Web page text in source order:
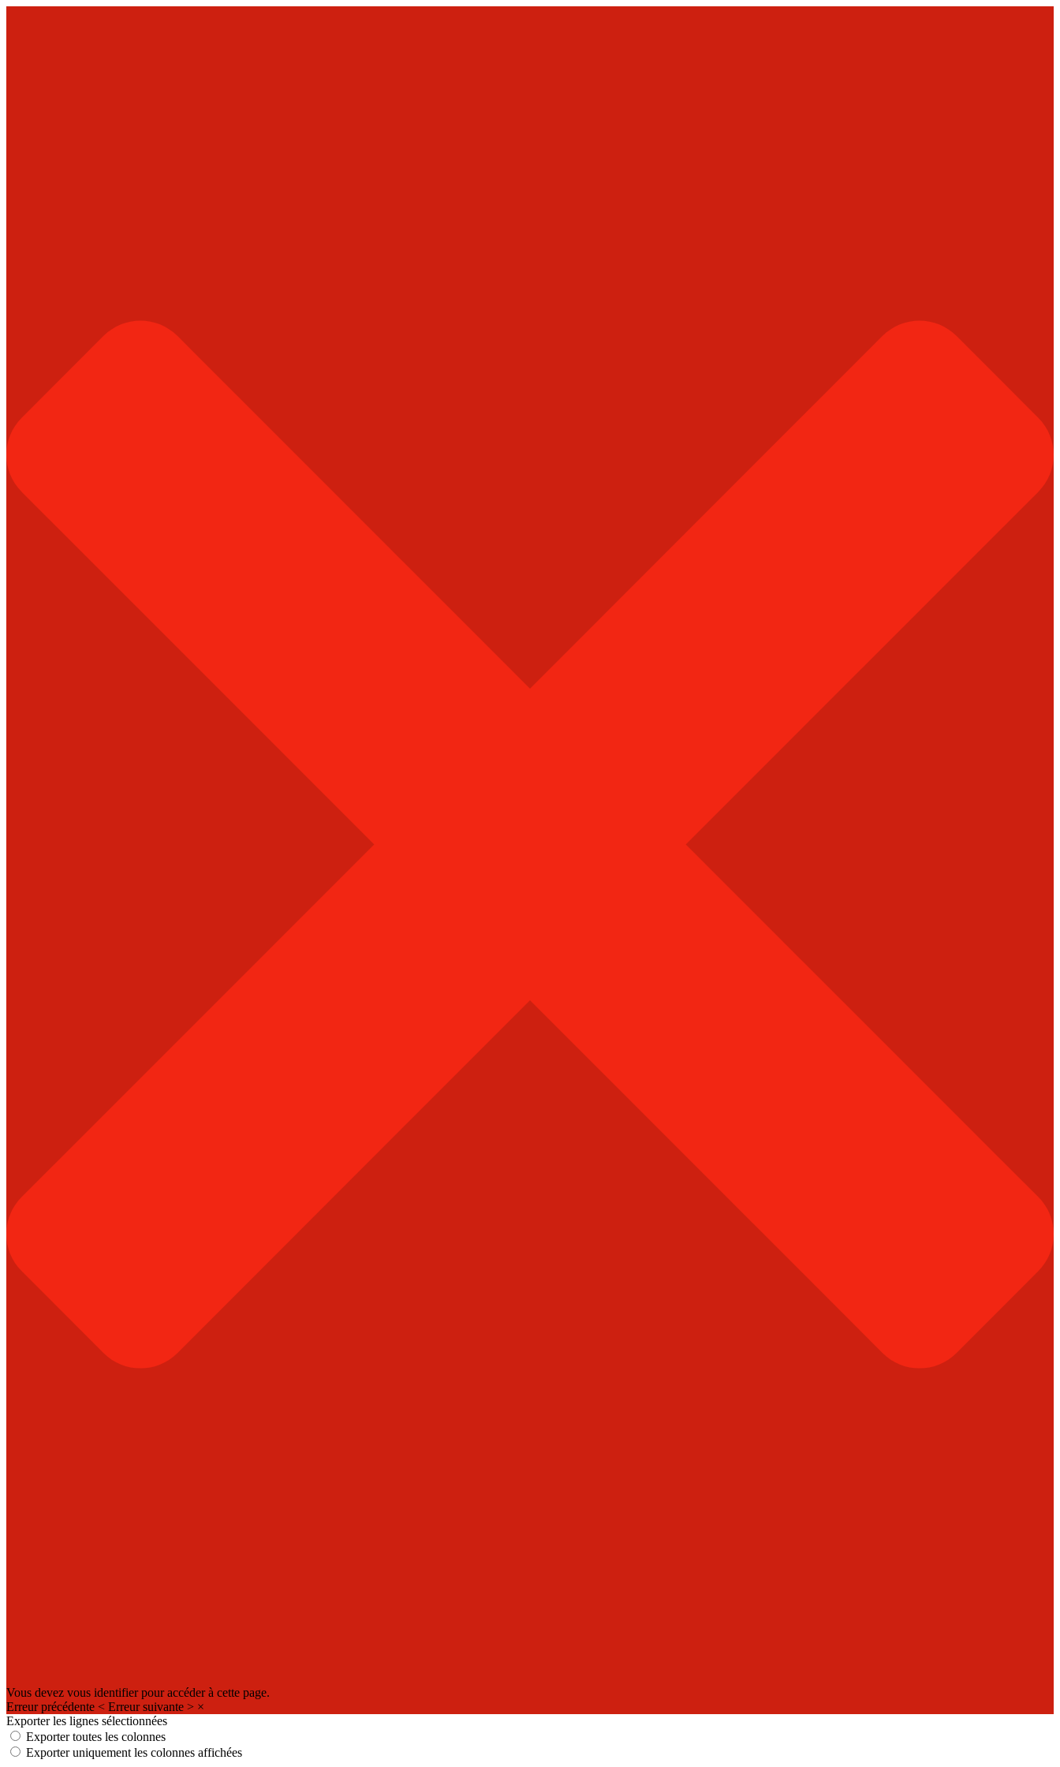
Vous devez vous identifier pour accéder à cette page.
Erreur précédente < Erreur suivante > ×
Exporter les lignes sélectionnées
Exporter toutes les colonnes
Exporter uniquement les colonnes affichées